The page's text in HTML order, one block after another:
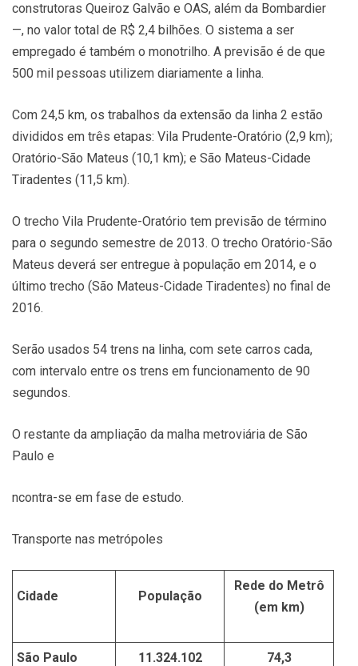
construtoras Queiroz Galvão e OAS, além da Bombardier
—, no valor total de R$ 2,4 bilhões. O sistema a ser
empregado é também o monotrilho. A previsão é de que
500 mil pessoas utilizem diariamente a linha.
Com 24,5 km, os trabalhos da extensão da linha 2 estão
divididos em três etapas: Vila Prudente-Oratório (2,9 km);
Oratório-São Mateus (10,1 km); e São Mateus-Cidade
Tiradentes (11,5 km).
O trecho Vila Prudente-Oratório tem previsão de término
para o segundo semestre de 2013. O trecho Oratório-São
Mateus deverá ser entregue à população em 2014, e o
último trecho (São Mateus-Cidade Tiradentes) no final de
2016.
Serão usados 54 trens na linha, com sete carros cada,
com intervalo entre os trens em funcionamento de 90
segundos.
O restante da ampliação da malha metroviária de São
Paulo e
ncontra-se em fase de estudo.
Transporte nas metrópoles
Cidade População
Rede do Metrô
(em km)
São Paulo 11.324.102 74,3